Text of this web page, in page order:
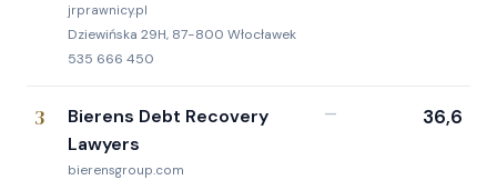
jrprawnicy.pl
Dziewińska 29H, 87-800 Włocławek
535 666 450
3
Bierens Debt Recovery
Lawyers
bierensgroup.com
— 36,6